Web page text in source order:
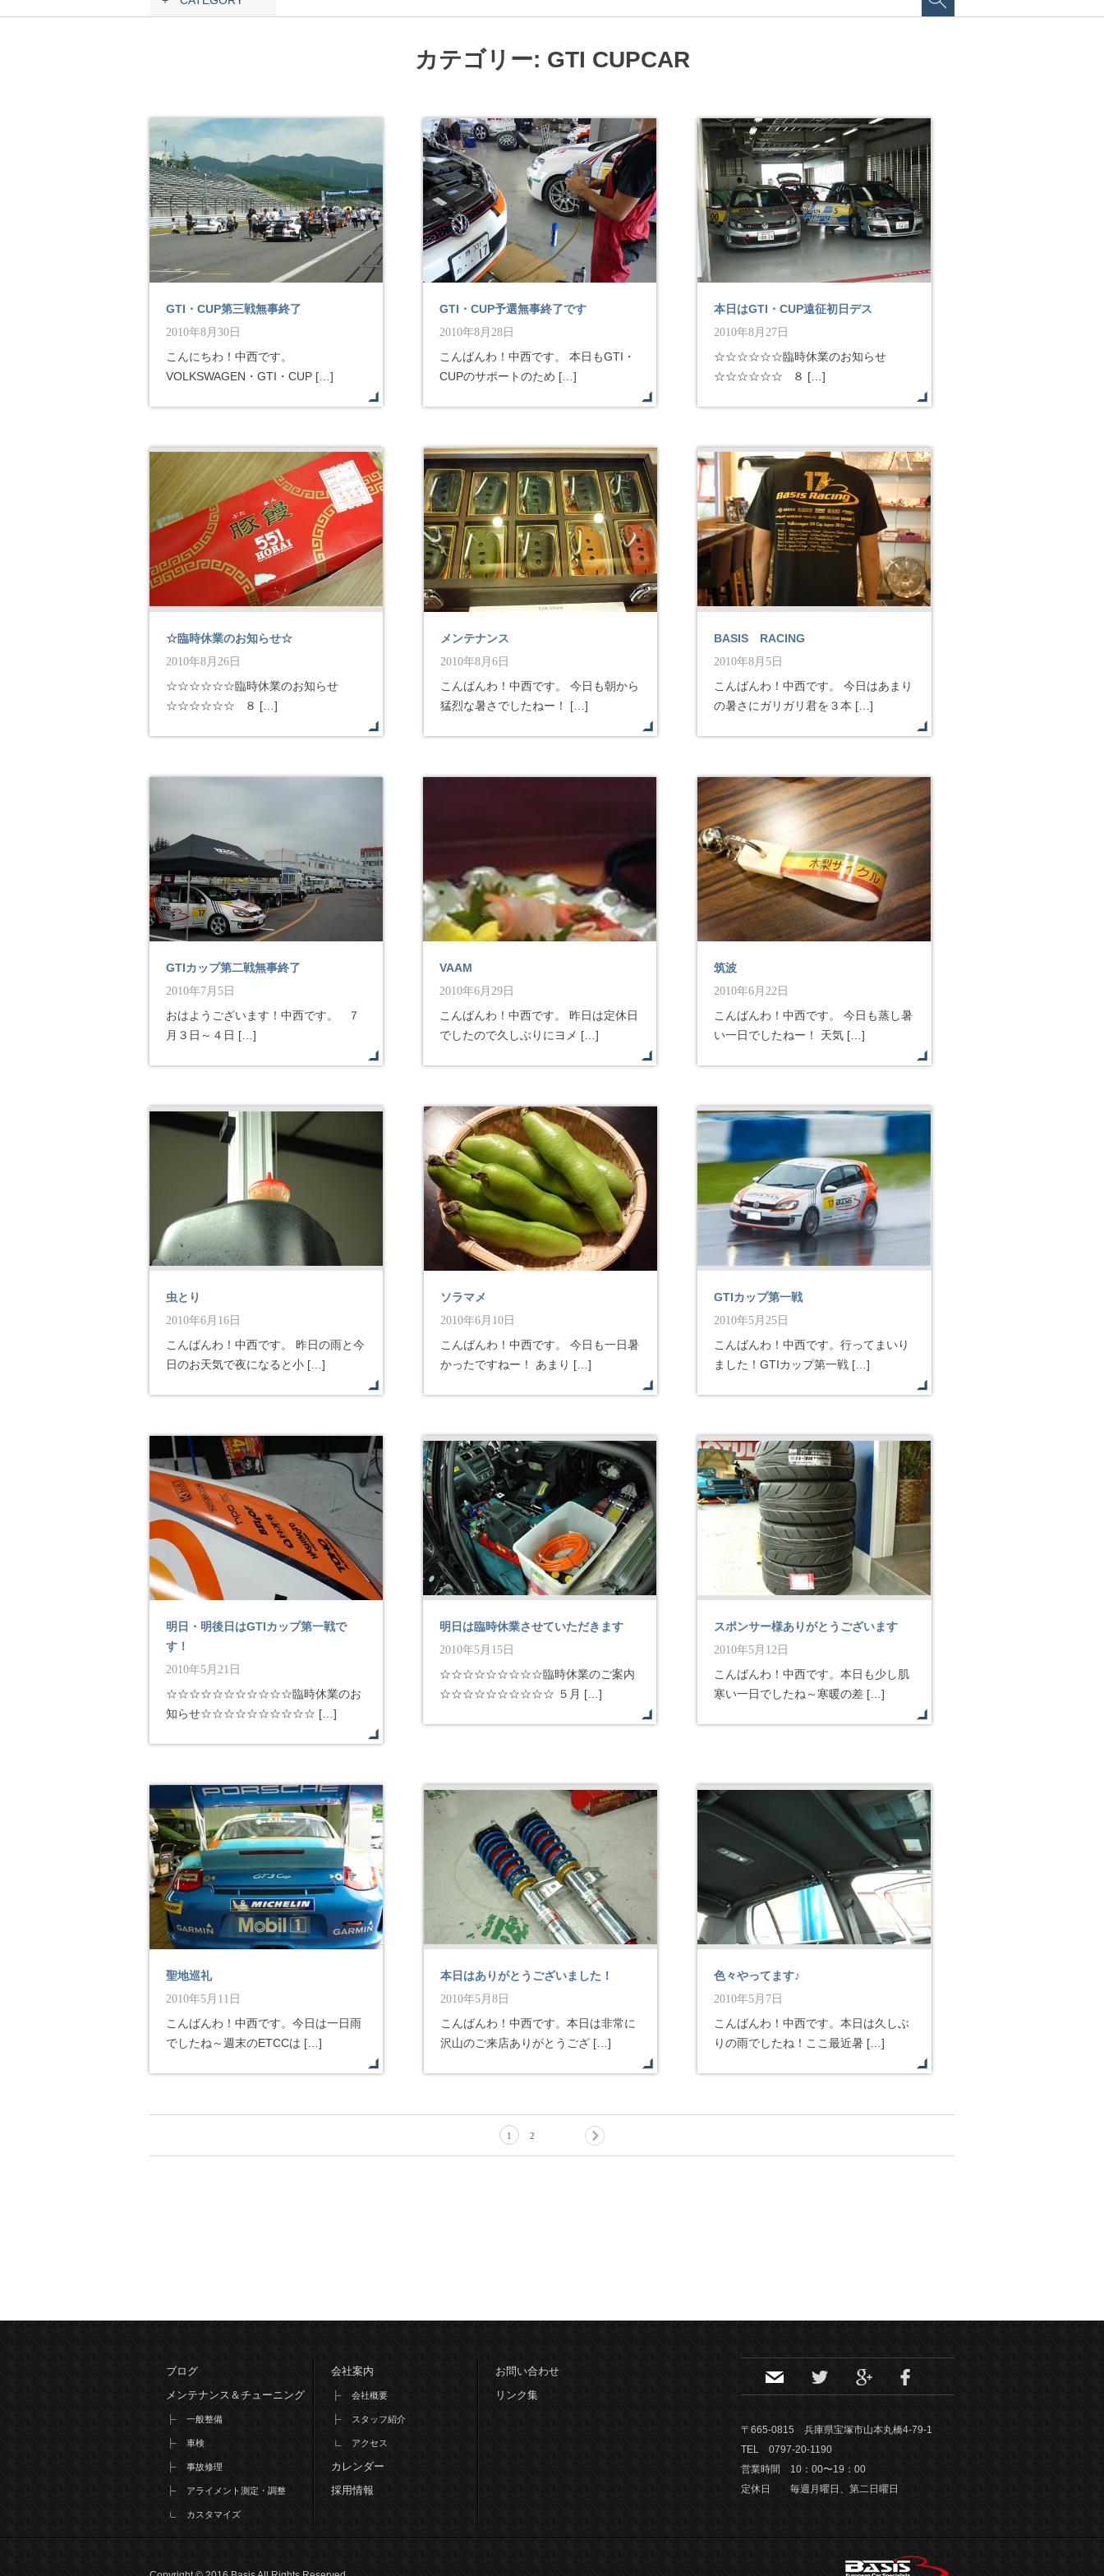
カテゴリー: GTI CUPCAR
GTI・CUP第三戦無事終了
2010年8月30日
こんにちわ！中西です。
VOLKSWAGEN・GTI・CUP […]
GTI・CUP予選無事終了です
2010年8月28日
こんばんわ！中西です。 本日もGTI・
CUPのサポートのため […]
本日はGTI・CUP遠征初日デス
2010年8月27日
☆☆☆☆☆☆臨時休業のお知らせ
☆☆☆☆☆☆ ８ […]
☆臨時休業のお知らせ☆
2010年8月26日
☆☆☆☆☆☆臨時休業のお知らせ
☆☆☆☆☆☆ ８ […]
メンテナンス
2010年8月6日
こんばんわ！中西です。 今日も朝から
猛烈な暑さでしたねー！ […]
BASIS RACING
2010年8月5日
こんばんわ！中西です。 今日はあまり
の暑さにガリガリ君を３本 […]
GTIカップ第二戦無事終了
2010年7月5日
おはようございます！中西です。 ７
月３日～４日 […]
VAAM
2010年6月29日
こんばんわ！中西です。 昨日は定休日
でしたので久しぶりにヨメ […]
筑波
2010年6月22日
こんばんわ！中西です。 今日も蒸し暑
い一日でしたねー！ 天気 […]
虫とり
2010年6月16日
こんばんわ！中西です。 昨日の雨と今
日のお天気で夜になると小 […]
ソラマメ
2010年6月10日
こんばんわ！中西です。 今日も一日暑
かったですねー！ あまり […]
GTIカップ第一戦
2010年5月25日
こんばんわ！中西です。行ってまいり
ました！GTIカップ第一戦 […]
明日・明後日はGTIカップ第一戦で
す！
2010年5月21日
☆☆☆☆☆☆☆☆☆☆☆臨時休業のお
知らせ☆☆☆☆☆☆☆☆☆☆ […]
明日は臨時休業させていただきます
2010年5月15日
☆☆☆☆☆☆☆☆☆臨時休業のご案内
☆☆☆☆☆☆☆☆☆☆ ５月 […]
スポンサー様ありがとうございます
2010年5月12日
こんばんわ！中西です。本日も少し肌
寒い一日でしたね～寒暖の差 […]
聖地巡礼
2010年5月11日
こんばんわ！中西です。今日は一日雨
でしたね～週末のETCCは […]
本日はありがとうございました！
2010年5月8日
こんばんわ！中西です。本日は非常に
沢山のご来店ありがとうござ […]
色々やってます♪
2010年5月7日
こんばんわ！中西です。本日は久しぶ
りの雨でしたね！ここ最近暑 […]
1 2
ブログ
メンテナンス＆チューニング
一般整備
車検
事故修理
アライメント測定・調整
カスタマイズ
会社案内
会社概要
スタッフ紹介
アクセス
カレンダー
採用情報
お問い合わせ
リンク集
〒665-0815 兵庫県宝塚市山本丸橋4-79-1
TEL 0797-20-1190
営業時間 10：00〜19：00
定休日 毎週月曜日、第二日曜日